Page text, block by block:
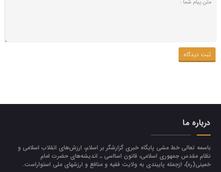
درباره ما
باسمه تعالی خط مشی پایگاه خبری گزارشگر بر اسلام، ارزش‌هاي انقلاب اسلامي و
نظام مقدس جمهوري اسلامي، قانون اسااسی ـ انديشه‌هاي حضرت امام
خميني(ره)، ازجمله پایبندی به ولايت فقيه و منافع و ارزشهاي ملي استواراست.